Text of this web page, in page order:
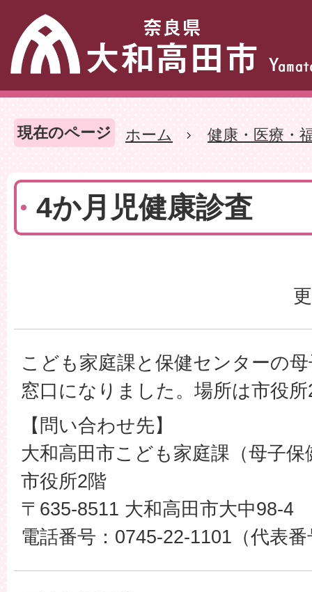
現在のページ ホーム 健康・医療・
4か月児健康診査
こども家庭課と保健センターの
窓口になりました。場所は市役
【問い合わせ先】
大和高田市こども家庭課（母子保
市役所2階
〒635-8511 大和高田市大中98-4
電話番号：0745-22-1101（代表番